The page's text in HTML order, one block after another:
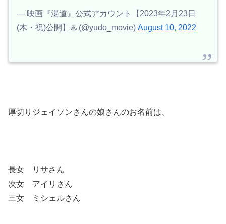
— 映画『湯道』公式アカウント【2023年2月23日
(木・祝)公開】♨️ (@yudo_movie) August 10, 2022
厚切りジェイソンさんの娘さんのお名前は、
長女 リサさん
次女 アイリさん
三女 ミシェルさん